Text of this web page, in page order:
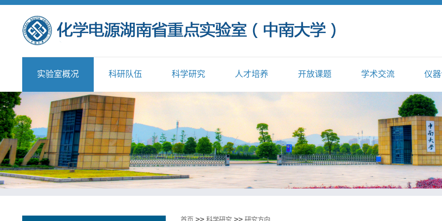
实验室概况 科研队伍 科学研究 人才培养 开放课题 学术交流 仪
>> >>